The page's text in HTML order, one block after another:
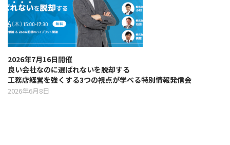
2026年7月16日開催
良い会社なのに選ばれないを脱却する
工務店経営を強くする3つの視点が学べる特別情報発信会
2026年6月8日